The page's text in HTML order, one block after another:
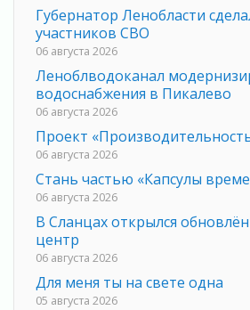
Губернатор Ленобласти
участников СВО
06 августа 2026
Леноблводоканал
водоснабжения в Пикалево
06 августа 2026
Проект
06 августа 2026
Стань частью «Капсулы
06 августа 2026
В Сланцах открылся
центр
06 августа 2026
Для меня ты на свете одна
05 августа 2026